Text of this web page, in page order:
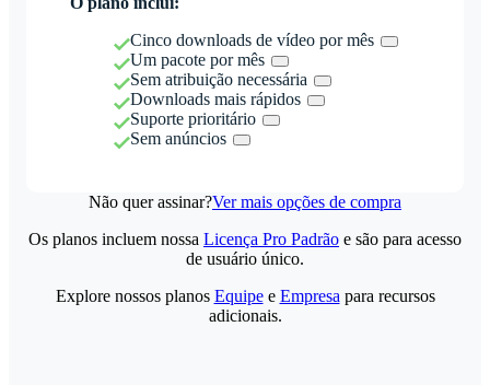
Cinco downloads de vídeo por mês
Um pacote por mês
Sem atribuição necessária
Downloads mais rápidos
Suporte prioritário
Sem anúncios
Não quer assinar?Ver mais opções de compra
Os planos incluem nossa Licença Pro Padrão e são para acesso
de usuário único.
Explore nossos planos Equipee Empresa para recursos
adicionais.